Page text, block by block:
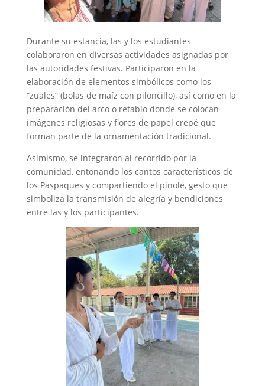
Durante su estancia, las y los estudiantes
colaboraron en diversas actividades asignadas por
las autoridades festivas. Participaron en la
elaboración de elementos simbólicos como los
“zuales” (bolas de maíz con piloncillo), así como en la
preparación del arco o retablo donde se colocan
imágenes religiosas y flores de papel crepé que
forman parte de la ornamentación tradicional.
Asimismo, se integraron al recorrido por la
comunidad, entonando los cantos característicos de
los Paspaques y compartiendo el pinole, gesto que
simboliza la transmisión de alegría y bendiciones
entre las y los participantes.